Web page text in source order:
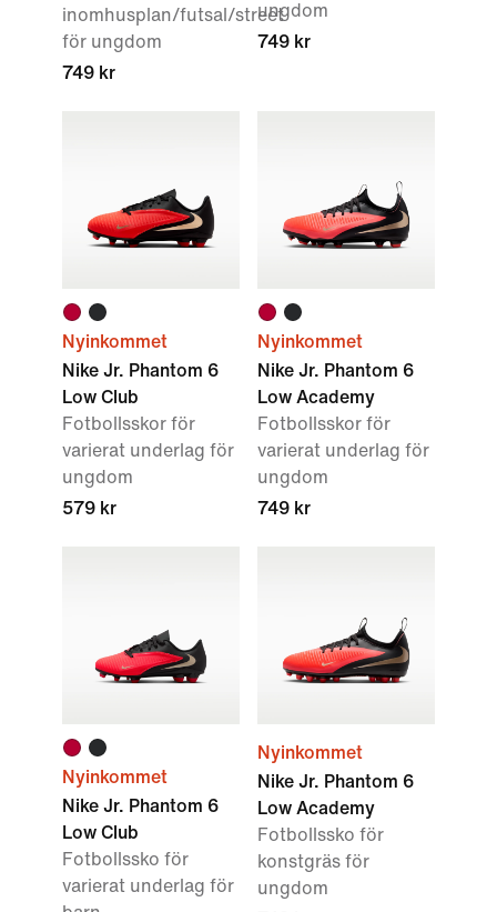
inomhusplan/futsal/street
för ungdom
749 kr
ungdom
749 kr
Nyinkommet
Nike Jr. Phantom 6
Low Club
Fotbollsskor för
varierat underlag för
ungdom
579 kr
Nyinkommet
Nike Jr. Phantom 6
Low Academy
Fotbollsskor för
varierat underlag för
ungdom
749 kr
Nyinkommet
Nike Jr. Phantom 6
Low Club
Fotbollssko för
varierat underlag för
Nyinkommet
Nike Jr. Phantom 6
Low Academy
Fotbollssko för
konstgräs för
ungdom